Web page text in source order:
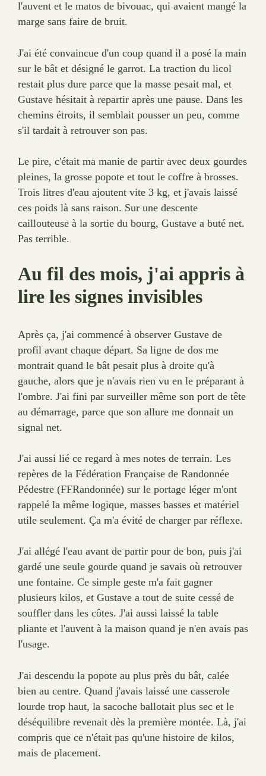
l'auvent et le matos de bivouac, qui avaient mangé la
marge sans faire de bruit.
J'ai été convaincue d'un coup quand il a posé la main
sur le bât et désigné le garrot. La traction du licol
restait plus dure parce que la masse pesait mal, et
Gustave hésitait à repartir après une pause. Dans les
chemins étroits, il semblait pousser un peu, comme
s'il tardait à retrouver son pas.
Le pire, c'était ma manie de partir avec deux gourdes
pleines, la grosse popote et tout le coffre à brosses.
Trois litres d'eau ajoutent vite 3 kg, et j'avais laissé
ces poids là sans raison. Sur une descente
caillouteuse à la sortie du bourg, Gustave a buté net.
Pas terrible.
Au fil des mois, j'ai appris à
lire les signes invisibles
Après ça, j'ai commencé à observer Gustave de
profil avant chaque départ. Sa ligne de dos me
montrait quand le bât pesait plus à droite qu'à
gauche, alors que je n'avais rien vu en le préparant à
l'ombre. J'ai fini par surveiller même son port de tête
au démarrage, parce que son allure me donnait un
signal net.
J'ai aussi lié ce regard à mes notes de terrain. Les
repères de la Fédération Française de Randonnée
Pédestre (FFRandonnée) sur le portage léger m'ont
rappelé la même logique, masses basses et matériel
utile seulement. Ça m'a évité de charger par réflexe.
J'ai allégé l'eau avant de partir pour de bon, puis j'ai
gardé une seule gourde quand je savais où retrouver
une fontaine. Ce simple geste m'a fait gagner
plusieurs kilos, et Gustave a tout de suite cessé de
souffler dans les côtes. J'ai aussi laissé la table
pliante et l'auvent à la maison quand je n'en avais pas
l'usage.
J'ai descendu la popote au plus près du bât, calée
bien au centre. Quand j'avais laissé une casserole
lourde trop haut, la sacoche ballotait plus sec et le
déséquilibre revenait dès la première montée. Là, j'ai
compris que ce n'était pas qu'une histoire de kilos,
mais de placement.